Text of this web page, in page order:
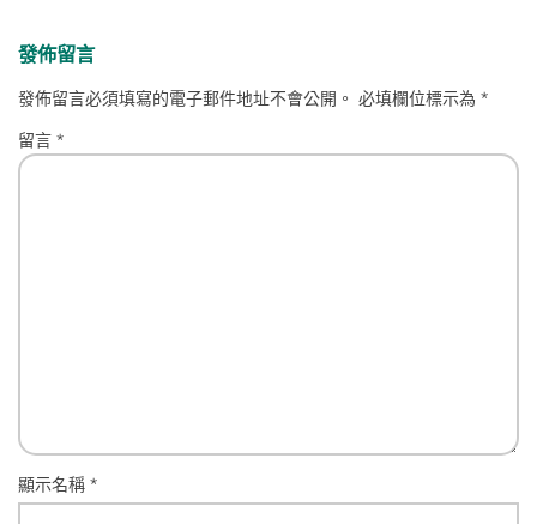
發佈留言
發佈留言必須填寫的電子郵件地址不會公開。 必填欄位標示為*
留言*
顯示名稱*